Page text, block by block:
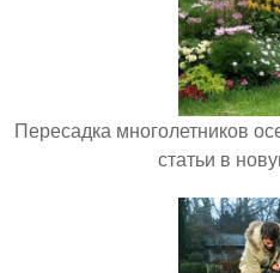
Пересадка многолетников
статьи в